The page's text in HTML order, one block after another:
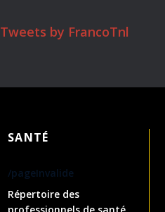
Tweets by FrancoTnl
SANTÉ
/pageInvalide
Répertoire des